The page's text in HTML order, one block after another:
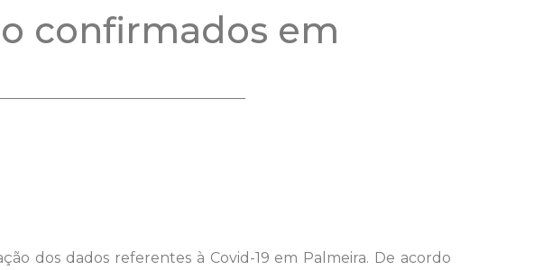
confirmados em
dos dados referentes à Covid-19 em Palmeira. De acordo